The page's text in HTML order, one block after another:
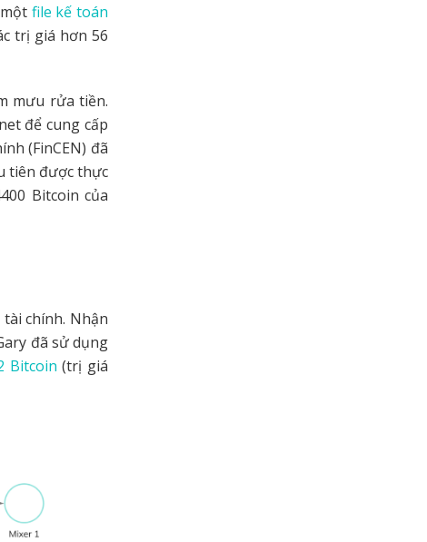
file kế toán
trị giá hơn 56
mưu rửa tiền.
để cung cấp
(FinCEN) đã
tiên được thực
Bitcoin của
chính. Nhận
đã sử dụng
Bitcoin(trị giá